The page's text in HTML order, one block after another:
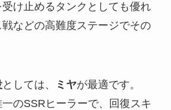
け止めるタンクとしても優れ
などの高難度ステージでその
としては、 ミヤが最適です。
のSSRヒーラーで、回復スキ